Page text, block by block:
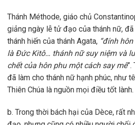
Thánh Méthode, giáo chủ
giảng ngày lễ tử đạo của thánh nữ,
thánh hiến của thánh Agata, “đính
là Đức Kitô… thánh nữ suy niệm và
chết của hôn phu một cách say mê”.
đã làm cho thánh nữ hạnh phúc, như
Thiên Chúa là nguồn mọi điều tốt lành.
b. Trong thời bách hại của Dèce, rất